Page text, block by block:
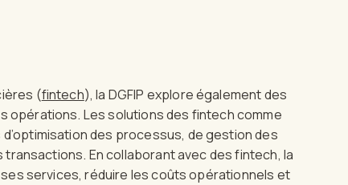
(fintech), la DGFIP explore également des
opérations. Les solutions des fintech comme
des processus, de gestion des
En collaborant avec des fintech, la
services, réduire les coûts opérationnels et